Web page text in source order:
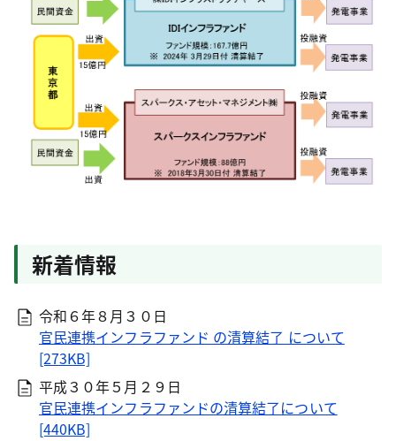
新着情報
令和６年８月３０日
官民連携インフラファンド の清算結了 について
[273KB]
平成３０年５月２９日
官民連携インフラファンドの清算結了について
[440KB]